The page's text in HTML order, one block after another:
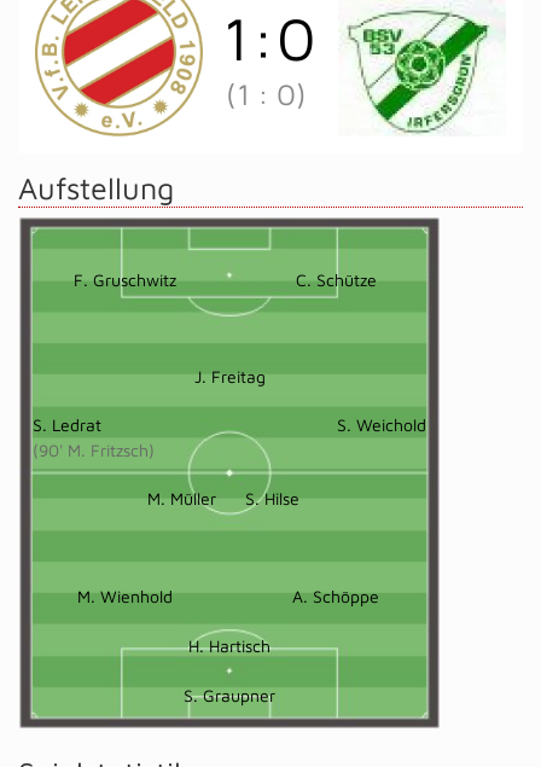
1 : 0
(1 : 0)
Aufstellung
F. Gruschwitz C. Schütze
J. Freitag
S. Ledrat
(90' M. Fritzsch)
S. Weichold
M. Müller S. Hilse
M. Wienhold A. Schöppe
H. Hartisch
S. Graupner